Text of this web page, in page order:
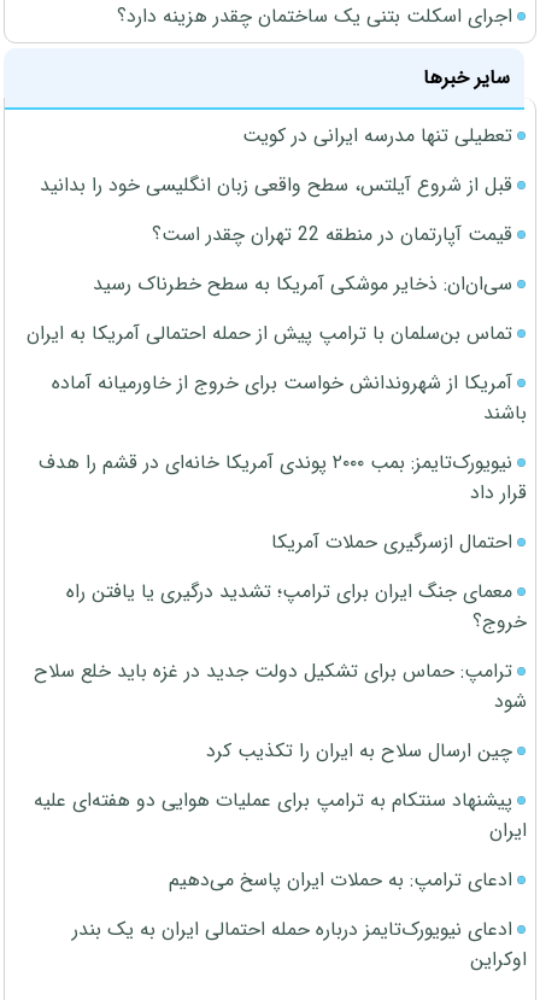
اجرای اسکلت بتنی یک ساختمان چقدر هزینه دارد؟
سایر خبرها
تعطیلی تنها مدرسه ایرانی در کویت
قبل از شروع آیلتس، سطح واقعی زبان انگلیسی خود را بدانید
قیمت آپارتمان در منطقه 22 تهران چقدر است؟
سی‌ان‌ان: ذخایر موشکی آمریکا به سطح خطرناک رسید
تماس بن‌سلمان با ترامپ پیش از حمله احتمالی آمریکا به ایران
آمریکا از شهروندانش خواست برای خروج از خاورمیانه آماده
باشند
نیویورک‌تایمز: بمب ۲۰۰۰ پوندی آمریکا خانه‌ای در قشم را هدف
قرار داد
احتمال ازسرگیری حملات آمریکا
معمای جنگ ایران برای ترامپ؛ تشدید درگیری یا یافتن راه
خروج؟
ترامپ: حماس برای تشکیل دولت جدید در غزه باید خلع سلاح
شود
چین ارسال سلاح به ایران را تکذیب کرد
پیشنهاد سنتکام به ترامپ برای عملیات هوایی دو هفته‌ای علیه
ایران
ادعای ترامپ: به حملات ایران پاسخ می‌دهیم
ادعای نیویورک‌تایمز درباره حمله احتمالی ایران به یک بندر
اوکراین